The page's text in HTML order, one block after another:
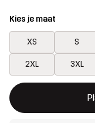
Kies je maat
XS S
2XL 3XL
Deze knop opent
{{size}} niet